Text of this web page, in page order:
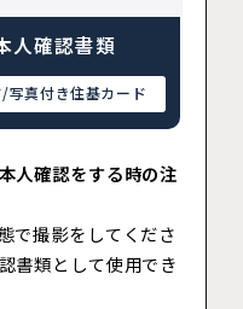
人確認書類
写真付き住基カード
人確認をする時の注
で撮影をしてくださ
書類として使用でき